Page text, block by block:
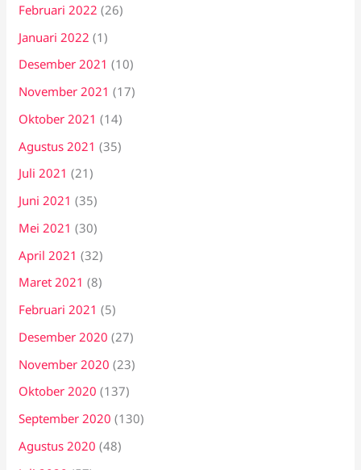
Februari 2022 (26)
Januari 2022 (1)
Desember 2021 (10)
November 2021 (17)
Oktober 2021 (14)
Agustus 2021 (35)
Juli 2021 (21)
Juni 2021 (35)
Mei 2021 (30)
April 2021 (32)
Maret 2021 (8)
Februari 2021 (5)
Desember 2020 (27)
November 2020 (23)
Oktober 2020 (137)
September 2020 (130)
Agustus 2020 (48)